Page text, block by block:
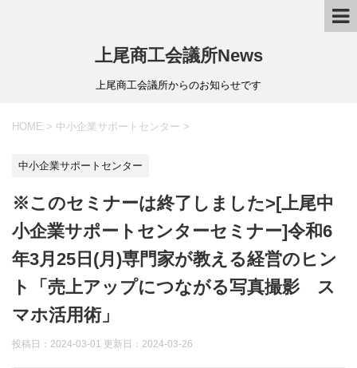
上尾商工会議所News
上尾商工会議所からのお知らせです
HOME > 中小企業サポートセンター >
中小企業サポートセンター
※このセミナーは終了しました>[上尾中
小企業サポートセンターセミナー]令和6
年3月25日(月)専門家が教える経営のヒン
ト「売上アップにつながる写真撮影 ス
マホ活用術」
投稿日：2024-03-01 更新日： 2024-03-26